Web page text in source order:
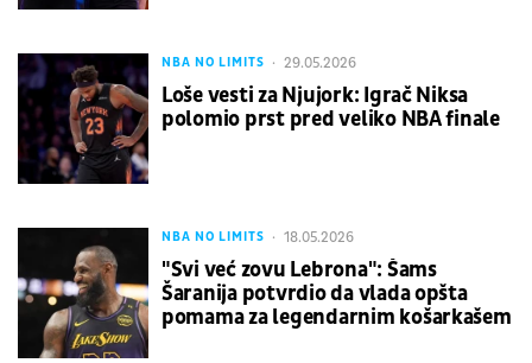
NBA NO LIMITS 29.05.2026
Loše vesti za Njujork: Igrač Niksa
polomio prst pred veliko NBA finale
NBA NO LIMITS 18.05.2026
"Svi već zovu Lebrona": Šams
Šaranija potvrdio da vlada opšta
pomama za legendarnim košarkašem